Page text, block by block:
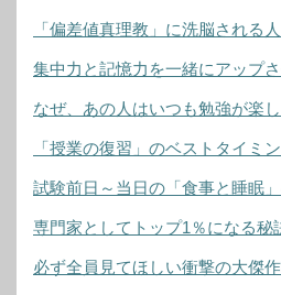
「偏差値真理教」に洗脳される
集中力と記憶力を一緒にアップ
なぜ、あの人はいつも勉強が楽
「授業の復習」のベストタイミ
試験前日～当日の「食事と睡眠
専門家としてトップ1％になる秘
必ず全員見てほしい衝撃の大傑